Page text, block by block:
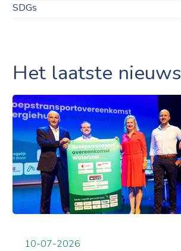
SDGs
Het laatste nieuws
10-07-2026